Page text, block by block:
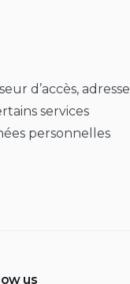
d’accès, adresse
services
personnelles
us